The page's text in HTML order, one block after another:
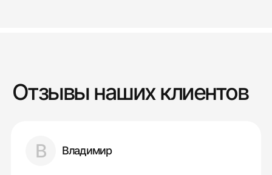
Отзывы наших клиентов
В Владимир